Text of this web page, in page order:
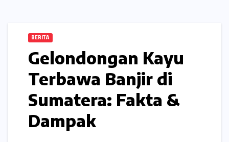
BERITA
Gelondongan Kayu
Terbawa Banjir di
Sumatera: Fakta &
Dampak